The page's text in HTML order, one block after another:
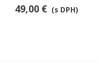
49,00 € (s DPH)